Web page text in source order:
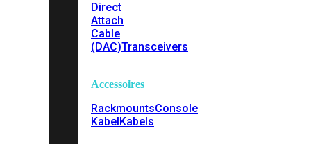
Direct
Attach
Cable
(DAC)Transceivers
Accessoires
RackmountsConsole
KabelKabels